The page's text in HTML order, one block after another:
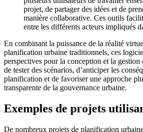
projet, de partager des idées et de
manière collaborative. Ces outils
entre les différents acteurs impliqués
En combinant la puissance de la réalité
planification urbaine traditionnels, ces
perspectives pour la conception et la
de tester des scénarios, d’anticiper les
planification et de favoriser une approche
transparente de la gouvernance urbaine.
Exemples de projets
De nombreux projets de planification